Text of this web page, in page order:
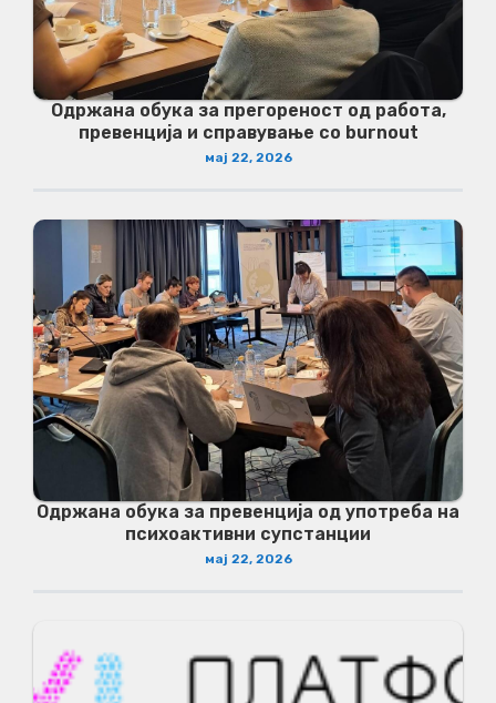
Одржана обука за прегореност од работа,
превенција и справување со burnout
мај 22, 2026
Одржана обука за превенција од употреба на
психоактивни супстанции
мај 22, 2026